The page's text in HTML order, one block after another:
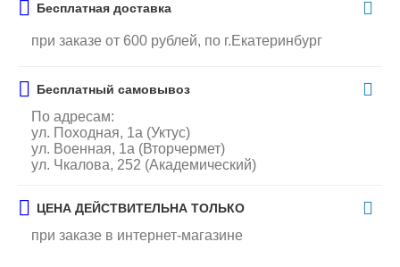
Бесплатная доставка
при заказе от 600 рублей, по г.Екатеринбург
Бесплатный самовывоз
По адресам:
ул. Походная, 1а (Уктус)
ул. Военная, 1а (Вторчермет)
ул. Чкалова, 252 (Академический)
ЦЕНА ДЕЙСТВИТЕЛЬНА ТОЛЬКО
при заказе в интернет-магазине